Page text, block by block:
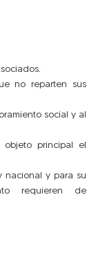
no reparten sus
social y al
principal el
nacional y para su
requieren de